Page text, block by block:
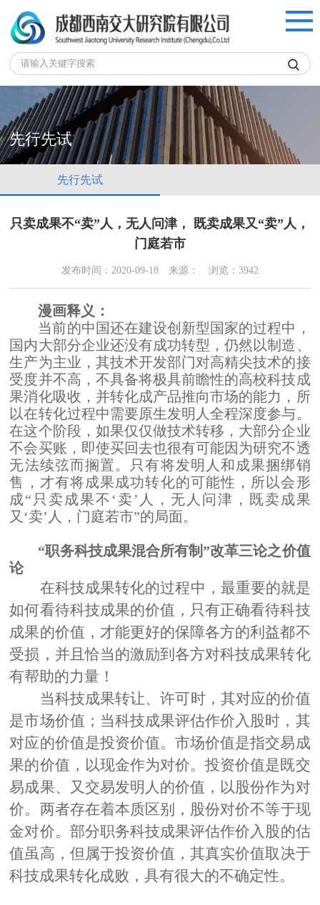

先行先试
先行先试
只卖成果不“卖”人，无人问津， 既卖成果又“卖”人，
门庭若市
发布时间：2020-09-18 来源： 浏览：3942
漫画释义：
当前的中国还在建设创新型国家的过程中，
国内大部分企业还没有成功转型，仍然以制造、
生产为主业，其技术开发部门对高精尖技术的接
受度并不高，不具备将极具前瞻性的高校科技成
果消化吸收，并转化成产品推向市场的能力，所
以在转化过程中需要原生发明人全程深度参与。
在这个阶段，如果仅仅做技术转移，大部分企业
不会买账，即使买回去也很有可能因为研究不透
无法续弦而搁置。只有将发明人和成果捆绑销
售，才有将成果成功转化的可能性，所以会形
成“只卖成果不‘卖’ 人，无人问津，既卖成果
又 ‘卖’ 人，门庭若市”的局面。
“职务科技成果混合所有制”改革三论之价值
论
在科技成果转化的过程中，最重要的就是
如何看待科技成果的价值，只有正确看待科技
成果的价值，才能更好的保障各方的利益都不
受损，并且恰当的激励到各方对科技成果转化
有帮助的力量！
当科技成果转让、许可时，其对应的价值
是市场价值；当科技成果评估作价入股时，其
对应的价值是投资价值。市场价值是指交易成
果的价值，以现金作为对价。投资价值是既交
易成果、又交易发明人的价值，以股份作为对
价。两者存在着本质区别，股份对价不等于现
金对价。 部分职务科技成果评估作价入股的估
值虽高，但属于投资价值 ，其真实价值取决于
科技成果转化成败，具有很大的不确定性。